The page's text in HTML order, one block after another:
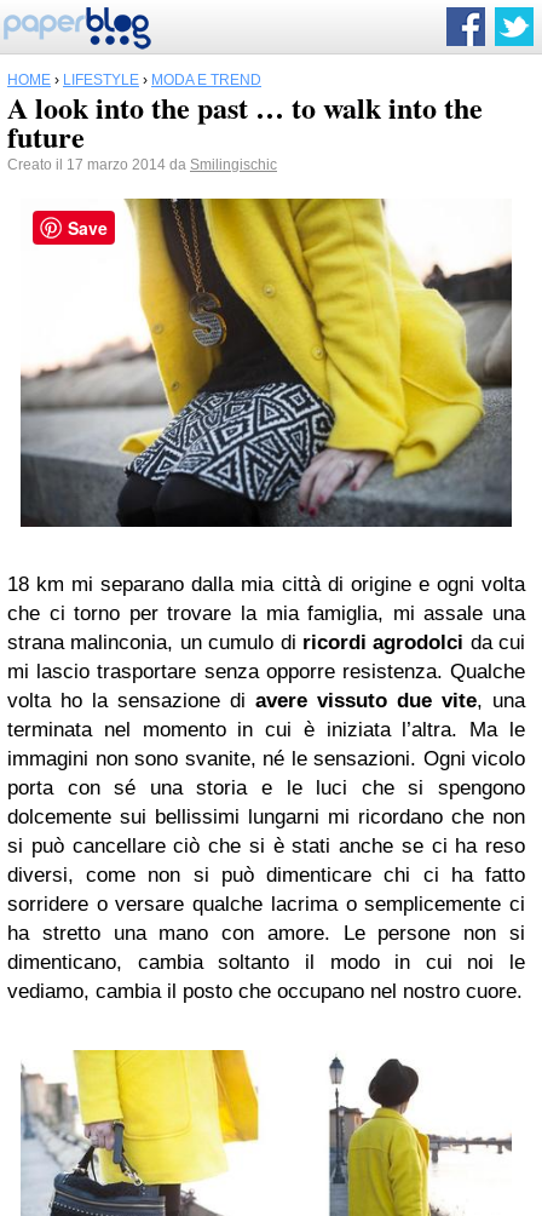
HOME › LIFESTYLE › MODA E TREND
A look into the past … to walk into the
future
Creato il 17 marzo 2014 da Smilingischic
18 km mi separano dalla mia città di origine e ogni volta
che ci torno per trovare la mia famiglia, mi assale una
strana malinconia, un cumulo di ricordi agrodolci da cui
mi lascio trasportare senza opporre resistenza. Qualche
volta ho la sensazione di avere vissuto due vite, una
terminata nel momento in cui è iniziata l’altra. Ma le
immagini non sono svanite, né le sensazioni. Ogni vicolo
porta con sé una storia e le luci che si spengono
dolcemente sui bellissimi lungarni mi ricordano che non
si può cancellare ciò che si è stati anche se ci ha reso
diversi, come non si può dimenticare chi ci ha fatto
sorridere o versare qualche lacrima o semplicemente ci
ha stretto una mano con amore. Le persone non si
dimenticano, cambia soltanto il modo in cui noi le
vediamo, cambia il posto che occupano nel nostro cuore.
Save